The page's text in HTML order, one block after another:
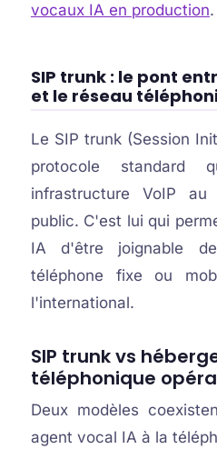
vocaux IA en production.
SIP trunk : le pont
et le réseau
Le SIP trunk (Session
protocole standard
infrastructure VoIP au
public. C'est lui qui
IA d'être joignable
téléphone fixe ou
l'international.
SIP trunk vs
téléphonique
Deux modèles
agent vocal IA à la